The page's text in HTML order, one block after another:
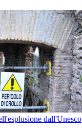
dall'Unesco